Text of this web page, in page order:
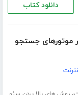
دانلود کتاب